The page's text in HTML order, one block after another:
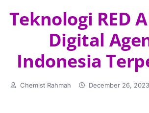
Teknologi RED
Digital
Indonesia
Chemist Rahmah December 26, 2023